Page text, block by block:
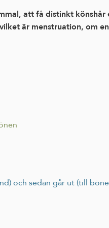
att få distinkt könshår
är menstruation, om
och sedan går ut (till